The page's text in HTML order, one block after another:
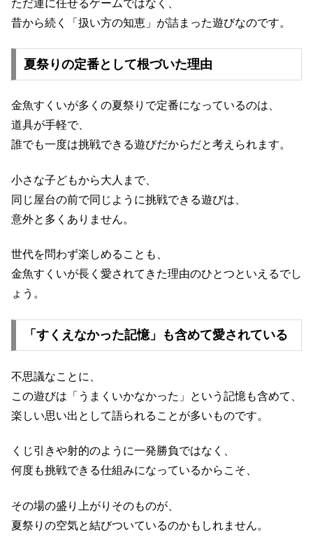
ただ運に任せるゲームではなく、
昔から続く「扱い方の知恵」が詰まった遊びなのです。
夏祭りの定番として根づいた理由
金魚すくいが多くの夏祭りで定番になっているのは、
道具が手軽で、
誰でも一度は挑戦できる遊びだからだと考えられます。
小さな子どもから大人まで、
同じ屋台の前で同じように挑戦できる遊びは、
意外と多くありません。
世代を問わず楽しめることも、
金魚すくいが長く愛されてきた理由のひとつといえるでし
ょう。
「すくえなかった記憶」も含めて愛されている
不思議なことに、
この遊びは「うまくいかなかった」という記憶も含めて、
楽しい思い出として語られることが多いものです。
くじ引きや射的のように一発勝負ではなく、
何度も挑戦できる仕組みになっているからこそ、
その場の盛り上がりそのものが、
夏祭りの空気と結びついているのかもしれません。